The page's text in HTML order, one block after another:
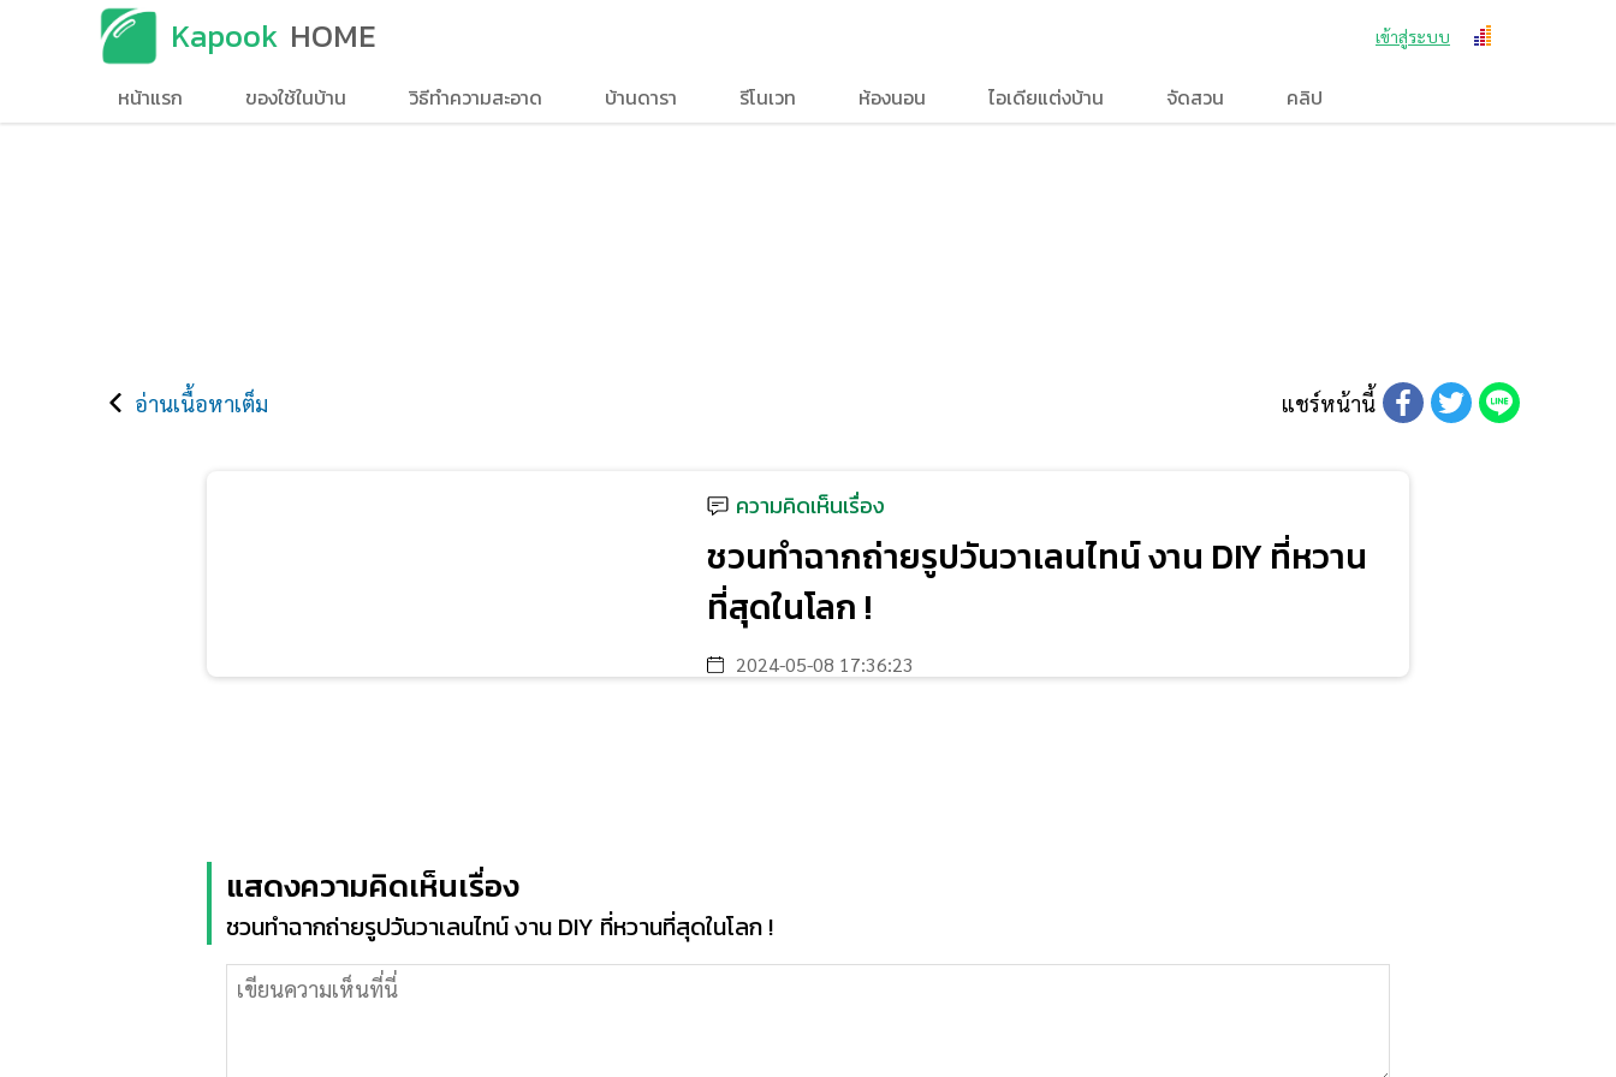
Kapook HOME เข้าสู่ระบบ
หน้าแรก ของใช้ในบ้าน วิธีทำความสะอาด บ้านดารา รีโนเวท ห้องนอน ไอเดียแต่งบ้าน จัดสวน คลิป
อ่านเนื้อหาเต็ม แชร์หน้านี้
ความคิดเห็นเรื่อง
ชวนทำฉากถ่ายรูปวันวาเลนไทน์ งาน DIY ที่หวาน
ที่สุดในโลก !
2024-05-08 17:36:23
แสดงความคิดเห็นเรื่อง
ชวนทำฉากถ่ายรูปวันวาเลนไทน์ งาน DIY ที่หวานที่สุดในโลก !